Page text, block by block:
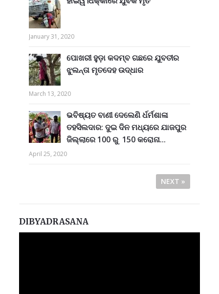
January 31, 2020
ପୋଖରୀ ହୁଡ଼ା କଦମ୍ବ ଗଛରେ ଯୁବତୀର
ଝୁଲନ୍ତା ମୃତଦେହ ଉଦ୍ଧାର
March 13, 2020
ଭବିଷ୍ୟତ ବାଣୀ ଦେଲେଣି ର୍ଧର୍ମଶାଳା
ତହସିଲଦାର: ଦୁଇ ଦିନ ମଧ୍ୟରେ ଯାଜପୁର
ଜିଲ୍ଲାରେ 100 ରୁ 150 କରୋନା...
April 25, 2020
NEXT »
DIBYADRASANA